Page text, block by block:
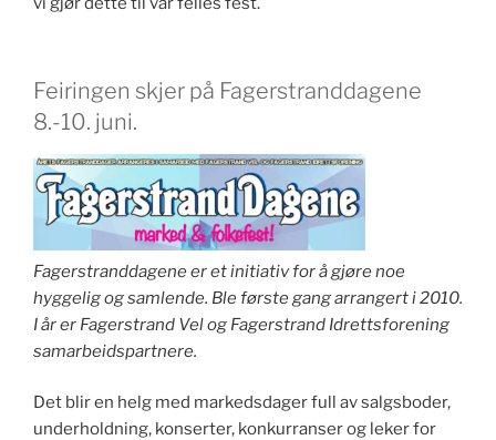
Feiringen skjer på Fagerstranddagene
8.-10. juni.
Fagerstranddagene er et initiativ for å gjøre noe
hyggelig og samlende. Ble første gang arrangert i 2010.
I år er Fagerstrand Vel og Fagerstrand Idrettsforening
samarbeidspartnere.
Det blir en helg med markedsdager full av salgsboder,
underholdning, konserter, konkurranser og leker for